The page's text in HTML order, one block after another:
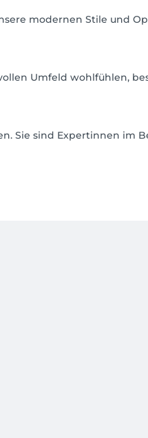
modernen Stile und
Umfeld wohlfühlen,
Sie sind Expertinnen im